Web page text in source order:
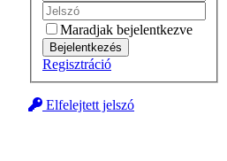
Maradjak bejelentkezve
Bejelentkezés
Regisztráció
Elfelejtett jelszó